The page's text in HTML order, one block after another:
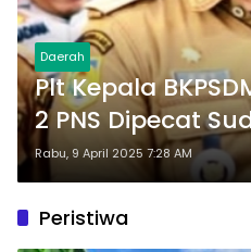
Daerah
Plt Kepala
2 PNS Dipecat
Proses Panjang
Rabu, 9 April 2025 7:28 AM
Peristiwa